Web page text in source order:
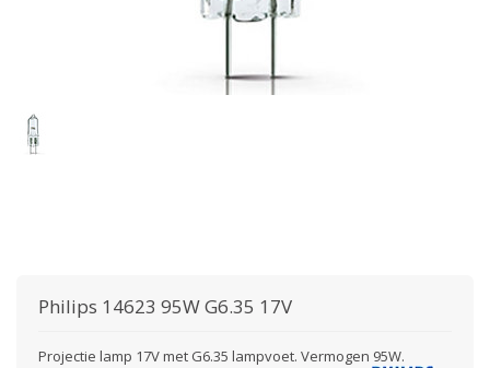
Philips 14623 95W G6.35 17V
Projectie lamp 17V met G6.35 lampvoet. Vermogen 95W.